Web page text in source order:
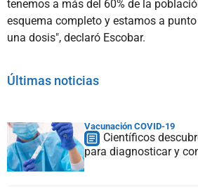
tenemos a más del 60% de la
esquema completo y estamos a
una dosis", declaró Escobar.
Últimas noticias
Vacunación COVID-19
Científicos
para diagnosticar y